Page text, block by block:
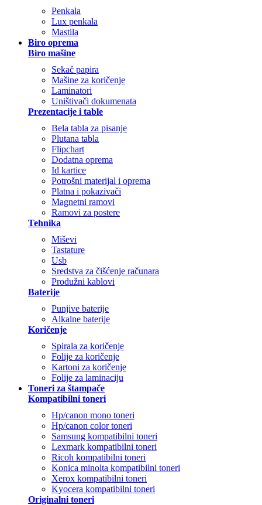
Penkala
Lux penkala
Mastila
Biro oprema
Biro mašine
Sekač papira
Mašine za koričenje
Laminatori
Uništivači dokumenata
Prezentacije i table
Bela tabla za pisanje
Plutana tabla
Flipchart
Dodatna oprema
Id kartice
Potrošni materijal i oprema
Platna i pokazivači
Magnetni ramovi
Ramovi za postere
Tehnika
Miševi
Tastature
Usb
Sredstva za čišćenje računara
Produžni kablovi
Baterije
Punjive baterije
Alkalne baterije
Koričenje
Spirala za koričenje
Folije za koričenje
Kartoni za koričenje
Folije za laminaciju
Toneri za štampače
Kompatibilni toneri
Hp/canon mono toneri
Hp/canon color toneri
Samsung kompatibilni toneri
Lexmark kompatibilni toneri
Ricoh kompatibilni toneri
Konica minolta kompatibilni toneri
Xerox kompatibilni toneri
Kyocera kompatibilni toneri
Originalni toneri